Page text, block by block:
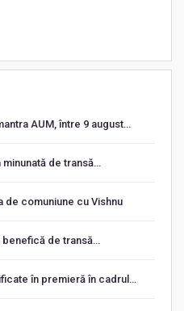
AUM, între 9 august…
de transă…
de comuniune cu Vishnu
benefică de transă…
în premieră în cadrul…